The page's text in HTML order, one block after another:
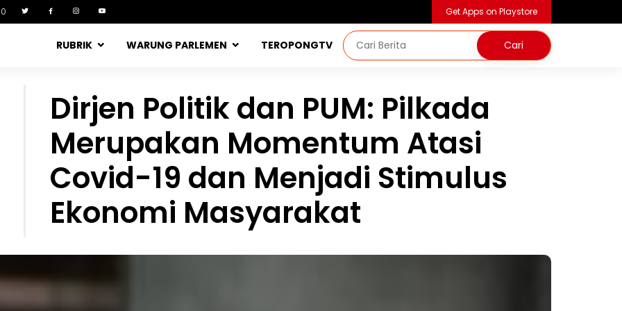
Get Apps on Playstore
RUBRIK WARUNG PARLEMEN TEROPONGTV
Dirjen Politik dan PUM: Pilkada
Merupakan Momentum Atasi
Covid-19 dan Menjadi Stimulus
Ekonomi Masyarakat